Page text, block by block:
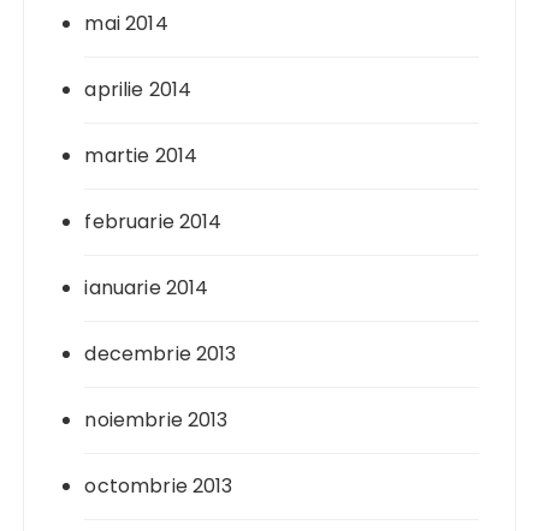
mai 2014
aprilie 2014
martie 2014
februarie 2014
ianuarie 2014
decembrie 2013
noiembrie 2013
octombrie 2013